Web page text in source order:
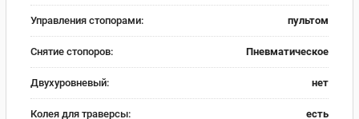
Управления стопорами: пультом
Снятие стопоров: Пневматическое
Двухуровневый: нет
Колея для траверсы: есть